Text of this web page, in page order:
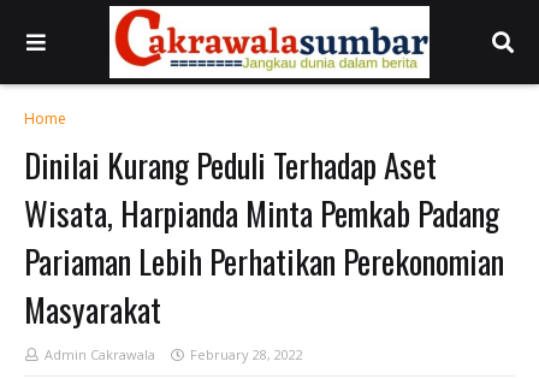
Home
Dinilai Kurang Peduli Terhadap Aset
Wisata, Harpianda Minta Pemkab Padang
Pariaman Lebih Perhatikan Perekonomian
Masyarakat
Admin Cakrawala February 28, 2022